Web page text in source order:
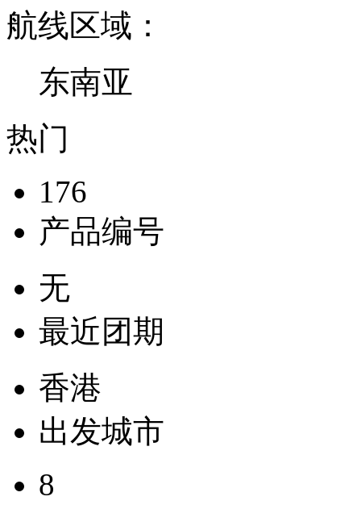
航线区域：
东南亚
热门
176
产品编号
无
最近团期
香港
出发城市
8